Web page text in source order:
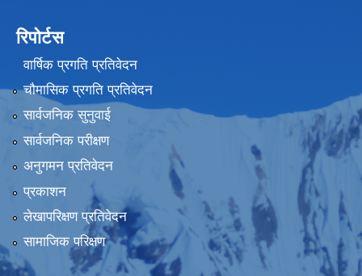
रिपोर्टस
वार्षिक प्रगति प्रतिवेदन
चौमासिक प्रगति प्रतिवेदन
सार्वजनिक सुनुवाई
सार्वजनिक परीक्षण
अनुगमन प्रतिवेदन
प्रकाशन
लेखापरिक्षण प्रतिवेदन
सामाजिक परिक्षण